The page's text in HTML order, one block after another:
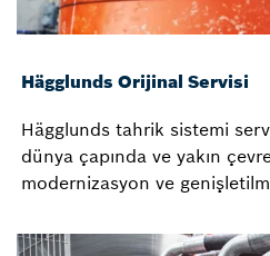
Hägglunds Orijinal Servisi
Hägglunds tahrik sistemi
dünya çapında ve yakın
modernizasyon ve